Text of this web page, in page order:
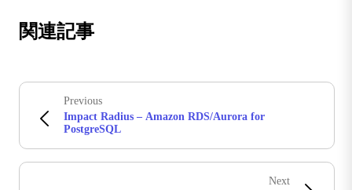
関連記事
Previous
Impact Radius – Amazon RDS/Aurora for
PostgreSQL
Next